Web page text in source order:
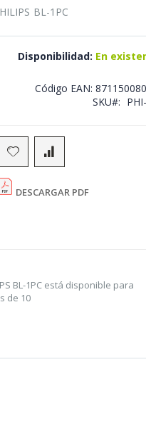
BL-1PC
Disponibilidad: En
Código EAN:
SKU
DESCARGAR PDF
BL-1PC está disponible para
de 10